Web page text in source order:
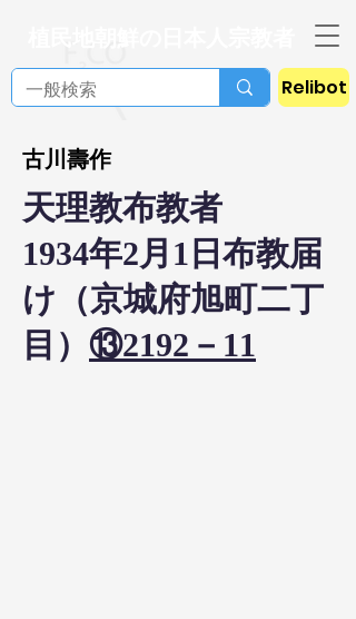
Relibot
古川壽作
天理教布教者
1934年2月1日布教届
け（京城府旭町二丁
目） ⑬2192－11